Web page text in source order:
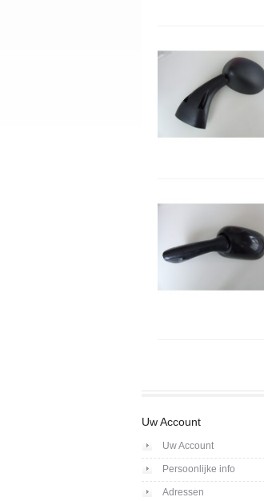
Uw Account
Uw Account
Persoonlijke info
Adressen